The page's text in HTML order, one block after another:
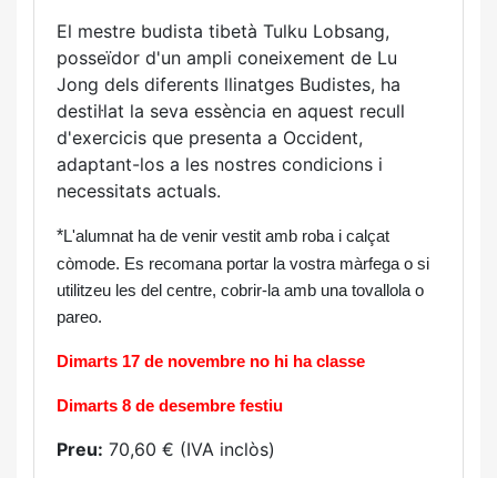
El mestre budista tibetà Tulku Lobsang,
posseïdor d'un ampli coneixement de Lu
Jong dels diferents llinatges Budistes, ha
destil·lat la seva essència en aquest recull
d'exercicis que presenta a Occident,
adaptant-los a les nostres condicions i
necessitats actuals.
*L'alumnat ha de venir vestit amb roba i calçat
còmode. Es recomana portar la vostra màrfega o si
utilitzeu les del centre, cobrir-la amb una tovallola o
pareo.
Dimarts 17 de novembre no hi ha classe
Dimarts 8 de desembre festiu
Preu: 70,60 € (IVA inclòs)